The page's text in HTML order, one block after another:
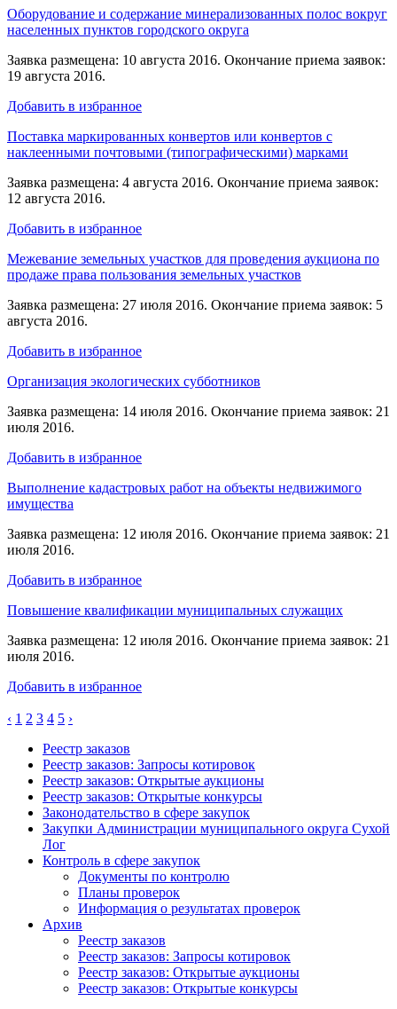
Оборудование и содержание минерализованных полос вокруг
населенных пунктов городского округа
Заявка размещена: 10 августа 2016. Окончание приема заявок:
19 августа 2016.
Добавить в избранное
Поставка маркированных конвертов или конвертов с
наклеенными почтовыми (типографическими) марками
Заявка размещена: 4 августа 2016. Окончание приема заявок:
12 августа 2016.
Добавить в избранное
Межевание земельных участков для проведения аукциона по
продаже права пользования земельных участков
Заявка размещена: 27 июля 2016. Окончание приема заявок: 5
августа 2016.
Добавить в избранное
Организация экологических субботников
Заявка размещена: 14 июля 2016. Окончание приема заявок: 21
июля 2016.
Добавить в избранное
Выполнение кадастровых работ на объекты недвижимого
имущества
Заявка размещена: 12 июля 2016. Окончание приема заявок: 21
июля 2016.
Добавить в избранное
Повышение квалификации муниципальных служащих
Заявка размещена: 12 июля 2016. Окончание приема заявок: 21
июля 2016.
Добавить в избранное
‹ 1 2 3 4 5 ›
Реестр заказов
Реестр заказов: Запросы котировок
Реестр заказов: Открытые аукционы
Реестр заказов: Открытые конкурсы
Законодательство в сфере закупок
Закупки Администрации муниципального округа Сухой
Лог
Контроль в сфере закупок
Документы по контролю
Планы проверок
Информация о результатах проверок
Архив
Реестр заказов
Реестр заказов: Запросы котировок
Реестр заказов: Открытые аукционы
Реестр заказов: Открытые конкурсы